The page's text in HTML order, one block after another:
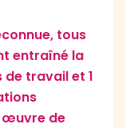
tous
entraîné la
de travail et 1
œuvre de